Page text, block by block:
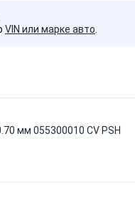
VIN или марке авто
мм 055300010 CV PSH